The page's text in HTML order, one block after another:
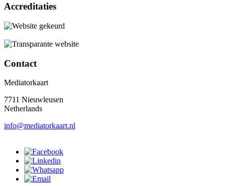
Accreditaties
Contact
Mediatorkaart
7711 Nieuwleusen
Netherlands
info@mediatorkaart.nl